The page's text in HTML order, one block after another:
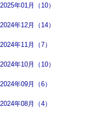
2025年01月（10）
2024年12月（14）
2024年11月（7）
2024年10月（10）
2024年09月（6）
2024年08月（4）